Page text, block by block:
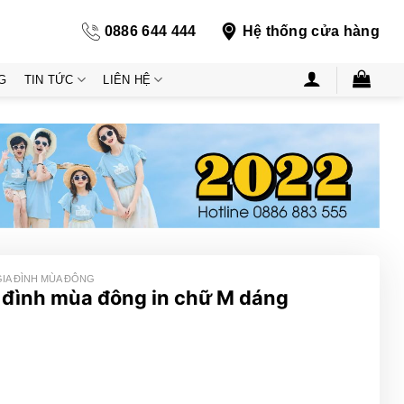
0886 644 444 Hệ thống cửa hàng
TIN TỨC LIÊN HỆ
ĐÌNH MÙA ĐÔNG
mùa đông in chữ M dáng